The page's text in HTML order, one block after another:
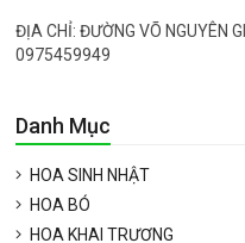
ĐỊA CHỈ: ĐƯỜNG VÕ NGUYÊN
0975459949
Danh Mục
HOA SINH NHẬT
HOA BÓ
HOA KHAI TRƯƠNG